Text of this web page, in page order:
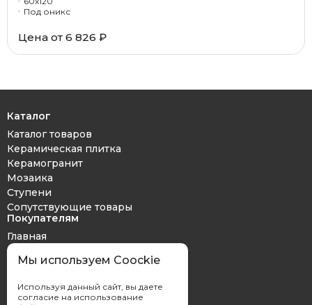
Под оникс
Цена от 6 826 ₽
Каталог
Каталог товаров
Керамическая плитка
Керамогранит
Мозаика
Ступени
Сопутствующие товары
Покупателям
Главная
Дизайн проект
Оплата и доставка
Контакты
Мы используем Coockie
Используя данный сайт, вы даете
согласие на использование